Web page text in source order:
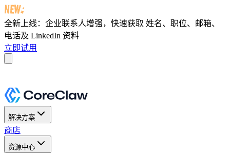
全新上线：企业联系人增强，快速获取 姓名、职位、邮箱、
电话及 LinkedIn 资料
立即试用
解决方案
商店
资源中心